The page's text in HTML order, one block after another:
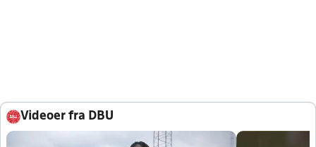
Videoer fra DBU